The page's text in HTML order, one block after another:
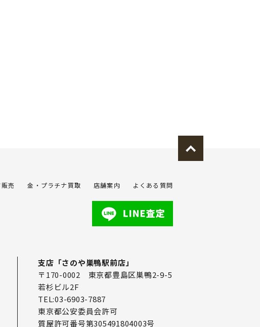
売 金・プラチナ買取 店舗案内 よくある質問
支店「さのや巣鴨駅前店」
〒170-0002 東京都豊島区巣鴨2-9-5
若杉ビル2F
TEL:03-6903-7887
東京都公安委員会許可
質屋許可番号第305491804003号